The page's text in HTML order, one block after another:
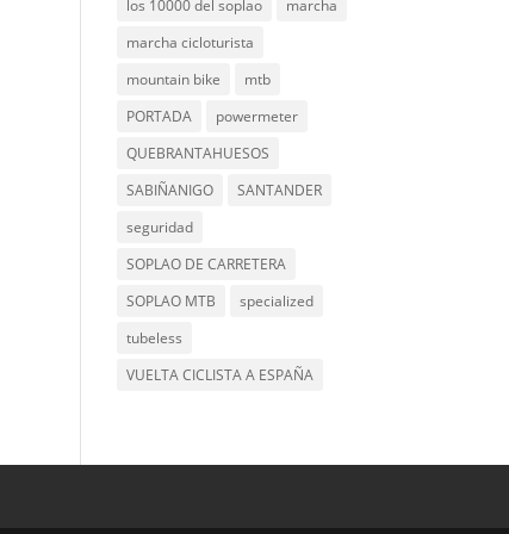
los 10000 del soplao
marcha
marcha cicloturista
mountain bike
mtb
PORTADA
powermeter
QUEBRANTAHUESOS
SABIÑANIGO
SANTANDER
seguridad
SOPLAO DE CARRETERA
SOPLAO MTB
specialized
tubeless
VUELTA CICLISTA A ESPAÑA